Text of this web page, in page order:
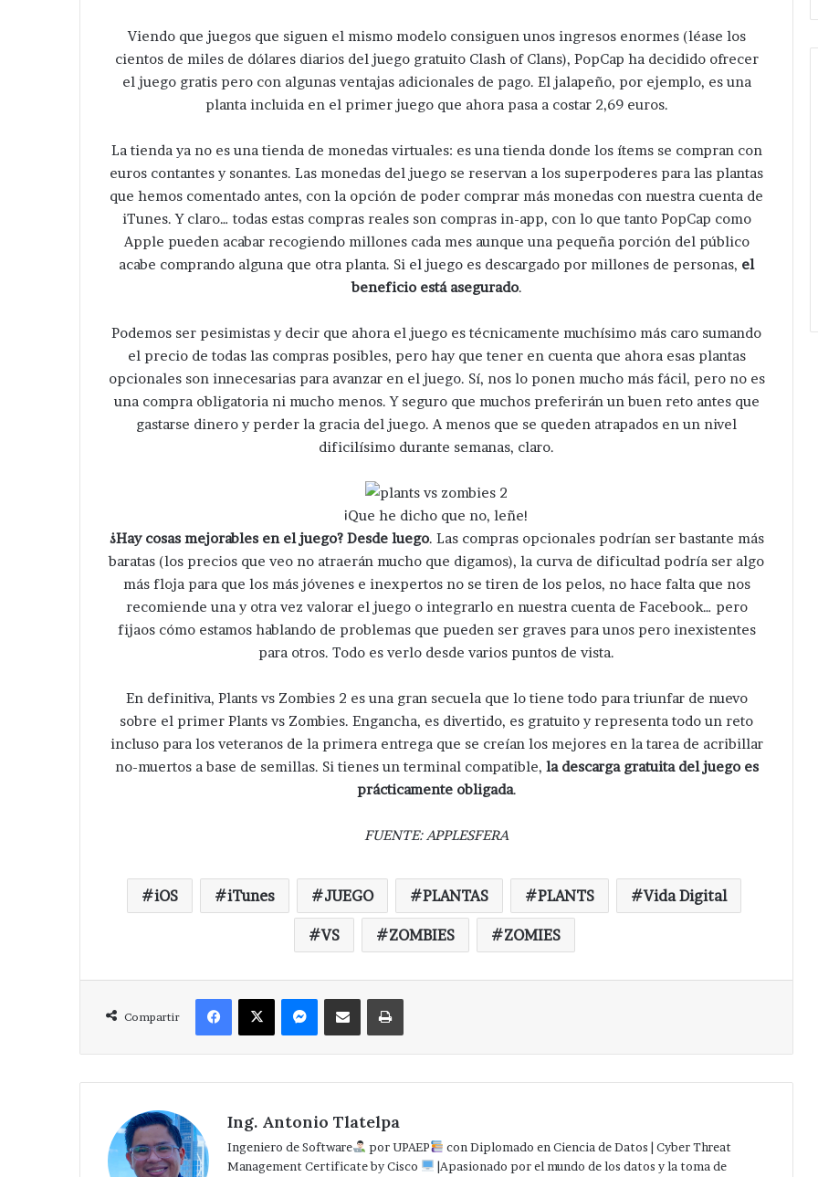
Viendo que juegos que siguen el mismo modelo consiguen unos ingresos enormes (léase los
cientos de miles de dólares diarios del juego gratuito Clash of Clans), PopCap ha decidido ofrecer
el juego gratis pero con algunas ventajas adicionales de pago. El jalapeño, por ejemplo, es una
planta incluida en el primer juego que ahora pasa a costar 2,69 euros.
La tienda ya no es una tienda de monedas virtuales: es una tienda donde los ítems se compran con
euros contantes y sonantes. Las monedas del juego se reservan a los superpoderes para las plantas
que hemos comentado antes, con la opción de poder comprar más monedas con nuestra cuenta de
iTunes. Y claro… todas estas compras reales son compras in-app, con lo que tanto PopCap como
Apple pueden acabar recogiendo millones cada mes aunque una pequeña porción del público
acabe comprando alguna que otra planta. Si el juego es descargado por millones de personas, el
beneficio está asegurado.
Podemos ser pesimistas y decir que ahora el juego es técnicamente muchísimo más caro sumando
el precio de todas las compras posibles, pero hay que tener en cuenta que ahora esas plantas
opcionales son innecesarias para avanzar en el juego. Sí, nos lo ponen mucho más fácil, pero no es
una compra obligatoria ni mucho menos. Y seguro que muchos preferirán un buen reto antes que
gastarse dinero y perder la gracia del juego. A menos que se queden atrapados en un nivel
dificilísimo durante semanas, claro.
¡Que he dicho que no, leñe!
¿Hay cosas mejorables en el juego? Desde luego. Las compras opcionales podrían ser bastante más
baratas (los precios que veo no atraerán mucho que digamos), la curva de dificultad podría ser algo
más floja para que los más jóvenes e inexpertos no se tiren de los pelos, no hace falta que nos
recomiende una y otra vez valorar el juego o integrarlo en nuestra cuenta de Facebook… pero
fijaos cómo estamos hablando de problemas que pueden ser graves para unos pero inexistentes
para otros. Todo es verlo desde varios puntos de vista.
En definitiva, Plants vs Zombies 2 es una gran secuela que lo tiene todo para triunfar de nuevo
sobre el primer Plants vs Zombies. Engancha, es divertido, es gratuito y representa todo un reto
incluso para los veteranos de la primera entrega que se creían los mejores en la tarea de acribillar
no-muertos a base de semillas. Si tienes un terminal compatible, la descarga gratuita del juego es
prácticamente obligada.
FUENTE: APPLESFERA
iOS iTunes JUEGO PLANTAS PLANTS Vida Digital
VS ZOMBIES ZOMIES
Compartir
Facebook
X MessengerCompartir via CorreoImprimir
Ing. Antonio Tlatelpa
Ingeniero de Software por UPAEP
con Diplomado en Ciencia de Datos | Cyber Threat
Management Certificate by Cisco
|Apasionado por el mundo de los datos y la toma de
.